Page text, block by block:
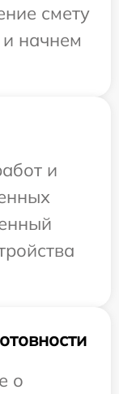
смету
начнем
и
о